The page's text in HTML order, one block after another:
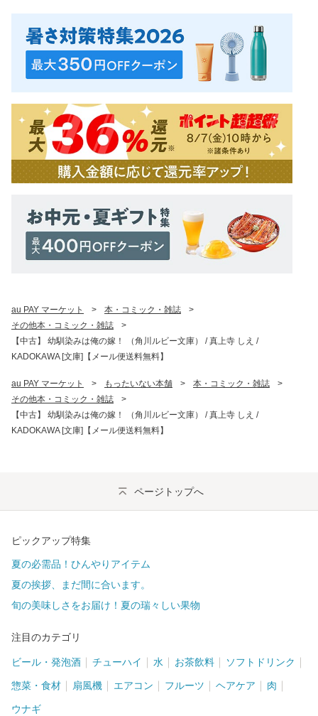
au PAY マーケット > 本・コミック・雑誌
>
その他本・コミック・雑誌
>
【中古】 幼馴染みは俺の嫁！ （角川ルビー文庫） / 真上寺 しえ /
KADOKAWA [文庫]【メール便送料無料】
au PAY マーケット > もったいない本舗 > 本・コミック・雑誌
>
その他本・コミック・雑誌
>
【中古】 幼馴染みは俺の嫁！ （角川ルビー文庫） / 真上寺 しえ /
KADOKAWA [文庫]【メール便送料無料】
ページトップへ
ピックアップ特集
夏の必需品！ひんやりアイテム
夏の挨拶、まだ間に合います。
旬の美味しさをお届け！夏の瑞々しい果物
注目のカテゴリ
ビール・発泡酒 チューハイ 水 お茶飲料 ソフトドリンク
惣菜・食材 扇風機 エアコン フルーツ ヘアケア 肉
ウナギ